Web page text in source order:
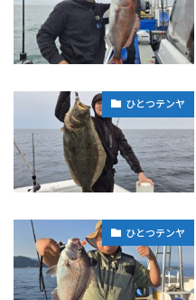
ひとつテンヤ
ひとつテンヤ